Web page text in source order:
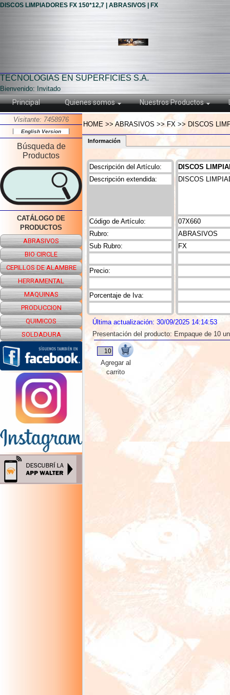
DISCOS LIMPIADORES FX 150*12,7 | ABRASIVOS | FX
TECNOLOGIAS EN SUPERFICIES S.A.
Bienvenido: Invitado
Principal Quienes somos Nuestros Productos
Visitante: 7458976
English Version
Búsqueda de
Productos
CATÁLOGO DE
PRODUCTOS
ABRASIVOS
BIO CIRCLE
CEPILLOS DE ALAMBRE
HERRAMENTAL
MAQUINAS
PRODUCCION
QUIMICOS
SOLDADURA
HOME >> ABRASIVOS >> FX >> DISCOS
Información
Descripción del Artículo:
Código de Artículo:
Rubro:
Sub Rubro:
Precio:
Descripción extendida:
Porcentaje de Iva:
DISCOS
07X660
ABRASIVOS
FX
DISCOS
Última actualización: 30/09/2025 14:14:53
Presentación del producto: Empaque de 10
Agregar al
carrito